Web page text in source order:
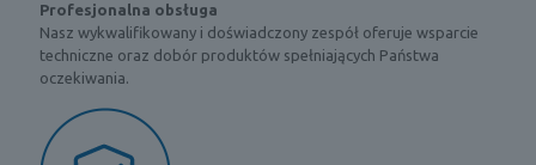
Profesjonalna obsługa
Nasz wykwalifikowany i doświadczony zespół oferuje wsparcie
techniczne oraz dobór produktów spełniających Państwa
oczekiwania.